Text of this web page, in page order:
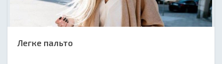
Легке пальто